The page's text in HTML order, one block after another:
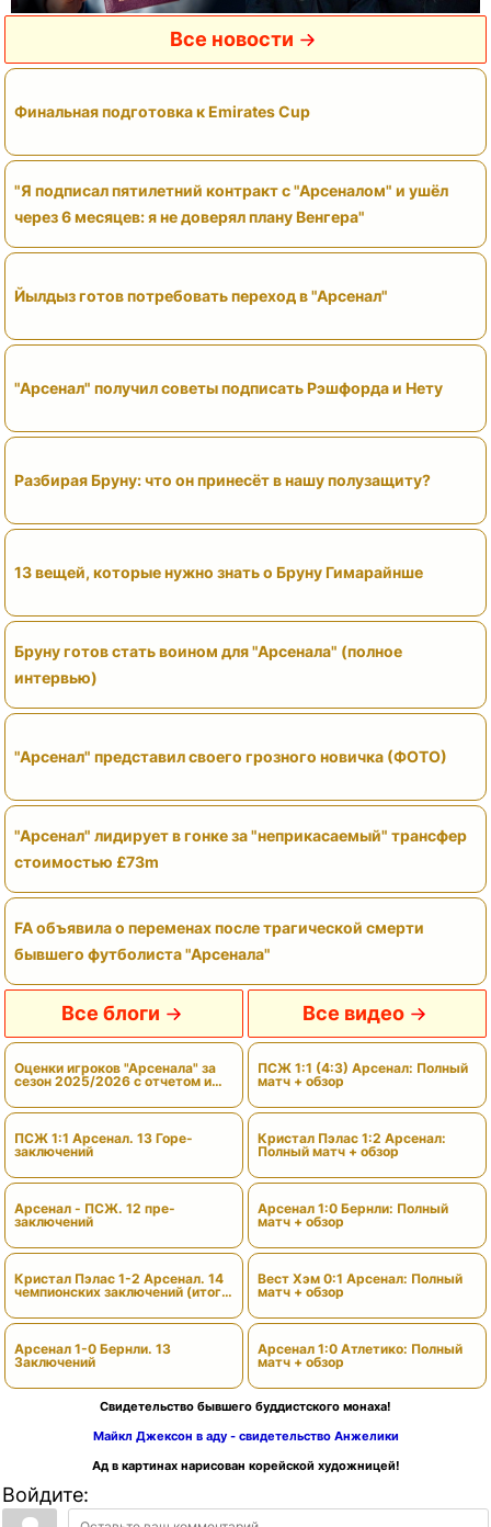
Все новости
Финальная подготовка к Emirates Cup
"Я подписал пятилетний контракт с "Арсеналом" и ушёл
через 6 месяцев: я не доверял плану Венгера"
Йылдыз готов потребовать переход в "Арсенал"
"Арсенал" получил советы подписать Рэшфорда и Нету
Разбирая Бруну: что он принесёт в нашу полузащиту?
13 вещей, которые нужно знать о Бруну Гимарайнше
Бруну готов стать воином для "Арсенала" (полное
интервью)
"Арсенал" представил своего грозного новичка (ФОТО)
"Арсенал" лидирует в гонке за "неприкасаемый" трансфер
стоимостью £73m
FA объявила о переменах после трагической смерти
бывшего футболиста "Арсенала"
Все блоги
Оценки игроков "Арсенала" за
сезон 2025/2026 с отчетом и
ПСЖ 1:1 Арсенал. 13 Горе-
заключений
Арсенал - ПСЖ. 12 пре-
заключений
Кристал Пэлас 1-2 Арсенал. 14
чемпионских заключений (итоги
Арсенал 1-0 Бернли. 13
Заключений
Все видео
ПСЖ 1:1 (4:3) Арсенал: Полный
матч + обзор
Кристал Пэлас 1:2 Арсенал:
Полный матч + обзор
Арсенал 1:0 Бернли: Полный
матч + обзор
Вест Хэм 0:1 Арсенал: Полный
матч + обзор
Арсенал 1:0 Атлетико: Полный
матч + обзор
Свидетельство бывшего буддистского монаха!
Майкл Джексон в аду - свидетельство Анжелики
Ад в картинах нарисован корейской художницей!
Войдите: